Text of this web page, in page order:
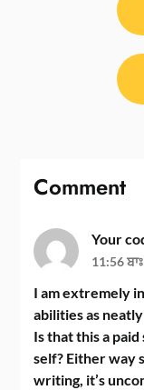
Comment
Your
11:56
I am extremely
abilities as
Is that this a
self? Either way
writing, it’s